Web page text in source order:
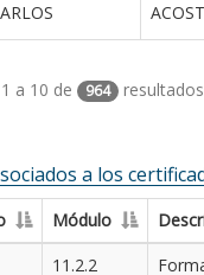
a 10 de 964 resultados
a los
Módulo
11.2.2